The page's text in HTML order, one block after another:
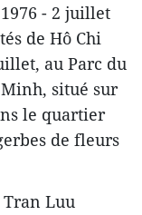
- 2 juillet
de Hô Chi
au Parc du
situé sur
le quartier
de fleurs
Luu